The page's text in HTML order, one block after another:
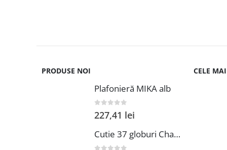
PRODUSE NOI
Plafonieră MIKA alb
out of 5
227,41 lei
Cutie 37 globuri Champagne mix 6 cm plastic Decoris cu agatatoare decoratiuni Craciun
CELE